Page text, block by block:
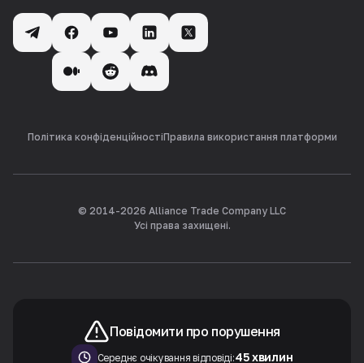
Політика конфіденційностіПравила використання платформи
© 2014-2026 Alliance Trade Company LLC
Усі права захищені.
Повідомити про порушення
Середнє очікування відповіді:45 хвилин